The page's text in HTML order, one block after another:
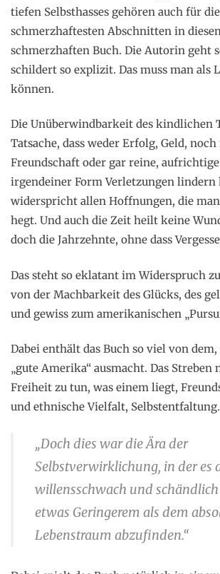
tiefen Selbsthasses gehören auch für
schmerzhaftesten Abschnitten in
schmerzhaften Buch. Die Autorin geht
schildert so explizit. Das muss man als
können.
Die Unüberwindbarkeit des kindlichen
Tatsache, dass weder Erfolg, Geld,
Freundschaft oder gar reine,
irgendeiner Form Verletzungen lindern
widerspricht allen Hoffnungen, die
hegt. Und auch die Zeit heilt keine
doch die Jahrzehnte, ohne dass
Das steht so eklatant im Widerspruch
von der Machbarkeit des Glücks, des
und gewiss zum amerikanischen
Dabei enthält das Buch so viel von
„gute Amerika“ ausmacht. Das Streben
Freiheit zu tun, was einem liegt,
und ethnische Vielfalt, Selbstentfaltung.
„Doch dies war die Ära der
Selbstverwirklichung, in der es
willensschwach und
etwas Geringerem als dem
Lebenstraum abzufinden.“